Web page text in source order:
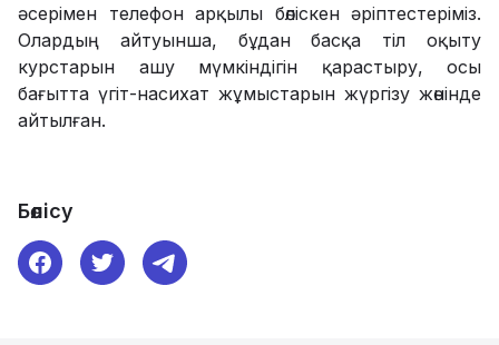
әсерімен телефон арқылы бөліскен әріптестеріміз.
Олардың айтуынша, бұдан басқа тіл оқыту
курстарын ашу мүмкіндігін қарастыру, осы
бағытта үгіт-насихат жұмыстарын жүргізу жөнінде
айтылған.
Бөлісу